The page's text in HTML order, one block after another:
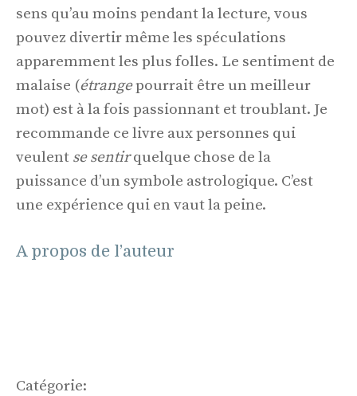
sens qu’au moins pendant la lecture, vous
pouvez divertir même les spéculations
apparemment les plus folles. Le sentiment de
malaise (étrangepourrait être un meilleur
mot) est à la fois passionnant et troublant. Je
recommande ce livre aux personnes qui
veulent se sentirquelque chose de la
puissance d’un symbole astrologique. C’est
une expérience qui en vaut la peine.
A propos de l’auteur
Catégorie: